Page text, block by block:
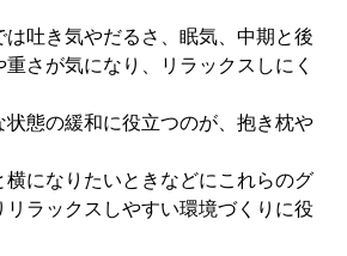
吐き気やだるさ、眠気、中期と後
さが気になり、リラックスしにく
状態の緩和に役立つのが、抱き枕や
横になりたいときなどにこれらのグ
リラックスしやすい環境づくりに役